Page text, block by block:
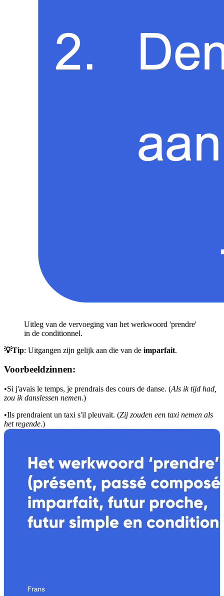
Uitleg van de vervoeging van het werkwoord 'prendre'
in de conditionnel.
💡Tip: Uitgangen zijn gelijk aan die van de imparfait.
Voorbeeldzinnen:
•Si j'avais le temps, je prendrais des cours de danse. (Als ik tijd had,
zou ik danslessen nemen.)
•Ils prendraient un taxi s'il pleuvait. (Zij zouden een taxi nemen als
het regende.)